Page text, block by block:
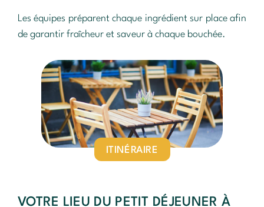
Les équipes préparent chaque ingrédient sur place afin
de garantir fraîcheur et saveur à chaque bouchée.
ITINÉRAIRE
VOTRE LIEU DU PETIT DÉJEUNER À